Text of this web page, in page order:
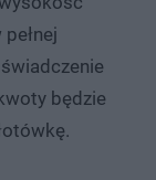
będzie